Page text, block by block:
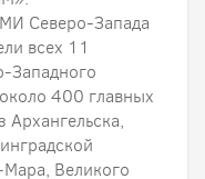
Северо-Запада
всех 11
Западного
400 главных
Архангельска,
Великого